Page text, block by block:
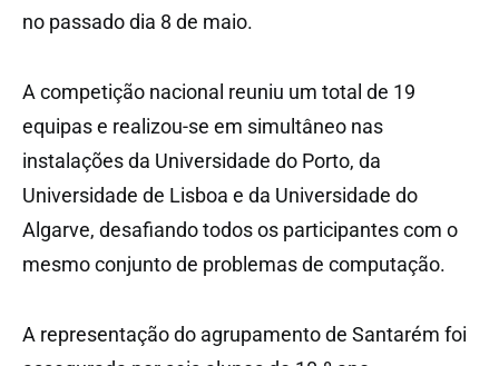
no passado dia 8 de maio.
A competição nacional reuniu um total de 19
equipas e realizou-se em simultâneo nas
instalações da Universidade do Porto, da
Universidade de Lisboa e da Universidade do
Algarve, desafiando todos os participantes com o
mesmo conjunto de problemas de computação.
A representação do agrupamento de Santarém foi